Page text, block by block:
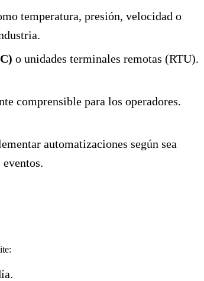
temperatura, presión, velocidad o
o unidades terminales remotas (RTU).
comprensible para los operadores.
automatizaciones según sea